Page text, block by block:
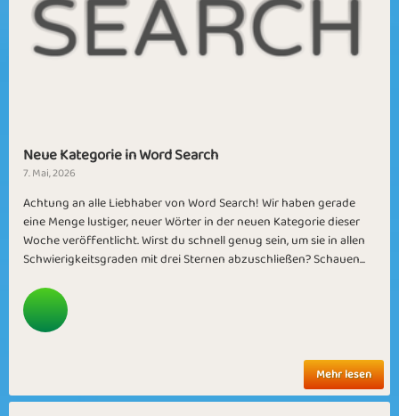
Neue Kategorie in Word Search
7. Mai, 2026
Achtung an alle Liebhaber von Word Search! Wir haben gerade
eine Menge lustiger, neuer Wörter in der neuen Kategorie dieser
Woche veröffentlicht. Wirst du schnell genug sein, um sie in allen
Schwierigkeitsgraden mit drei Sternen abzuschließen? Schauen...
Mehr lesen